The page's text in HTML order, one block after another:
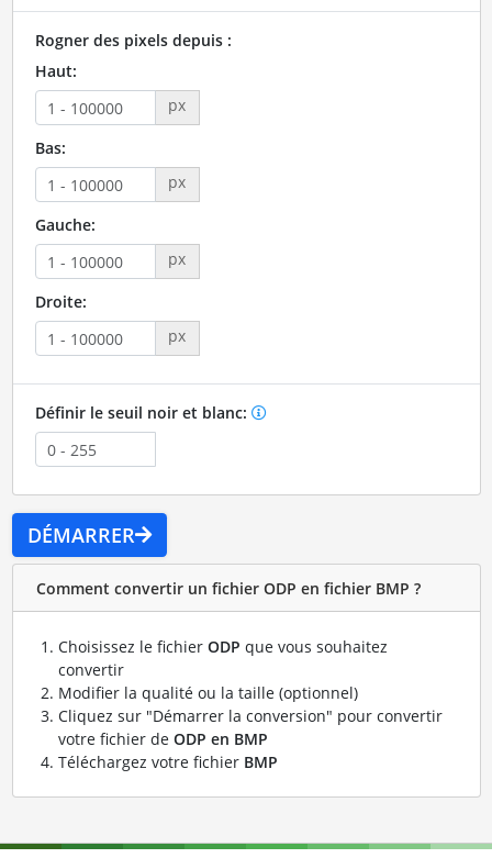
Rogner des pixels depuis :
Haut:
px
Bas:
px
Gauche:
px
Droite:
px
Définir le seuil noir et blanc:
DÉMARRER
Comment convertir un fichier ODP en fichier BMP ?
Choisissez le fichier ODP que vous souhaitez
convertir
Modifier la qualité ou la taille (optionnel)
Cliquez sur "Démarrer la conversion" pour convertir
votre fichier de ODP en BMP
Téléchargez votre fichier BMP